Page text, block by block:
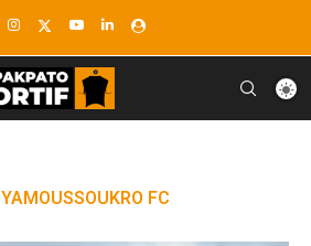
YAMOUSSOUKRO FC